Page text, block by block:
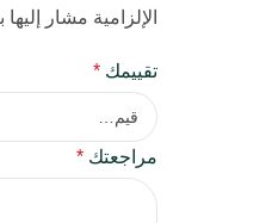
الإلزامية مشار إليها
تقييمك*
مراجعتك*